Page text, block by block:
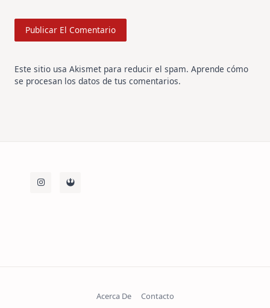
Este sitio usa Akismet para reducir el spam. Aprende cómo
se procesan los datos de tus comentarios.
Acerca De Contacto